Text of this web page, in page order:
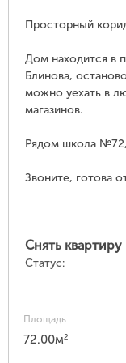
Просторный
Дом находится в
Блинова,
можно уехать в
магазинов.
Рядом школа
Звоните, готова
Снять
Статус:
Площадь
72.00м2